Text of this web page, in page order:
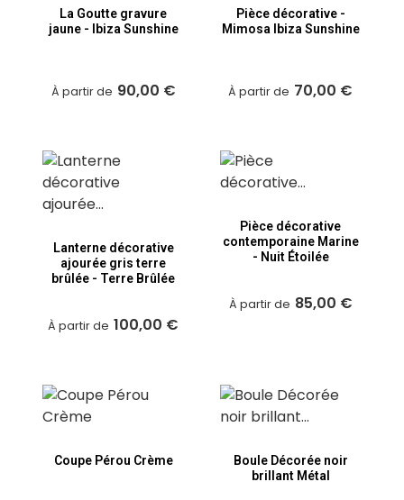
La Goutte gravure
jaune - Ibiza Sunshine
À partir de 90,00 €
Pièce décorative -
Mimosa Ibiza Sunshine
À partir de 70,00 €
Lanterne décorative
ajourée gris terre
brûlée - Terre Brûlée
À partir de 100,00 €
Pièce décorative
contemporaine Marine
- Nuit Étoilée
À partir de 85,00 €
Coupe Pérou Crème
Boule Décorée noir
brillant Métal